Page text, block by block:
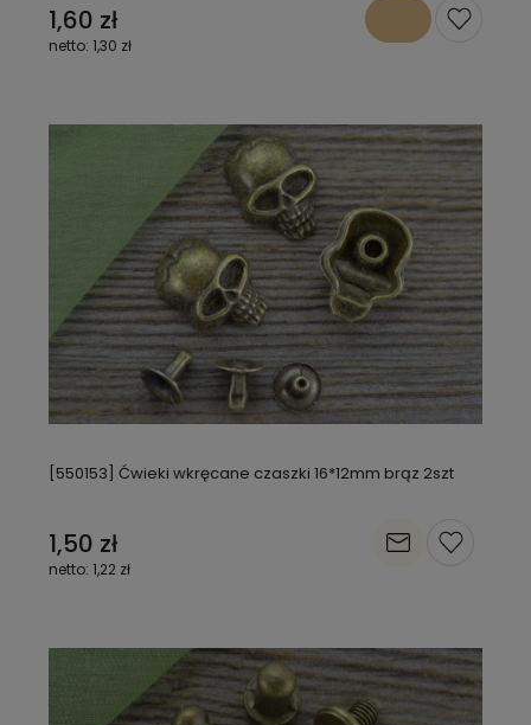
1,60 zł
1,30 zł
[550153] Ćwieki wkręcane czaszki 16*12mm brąz 2szt
1,50 zł
1,22 zł